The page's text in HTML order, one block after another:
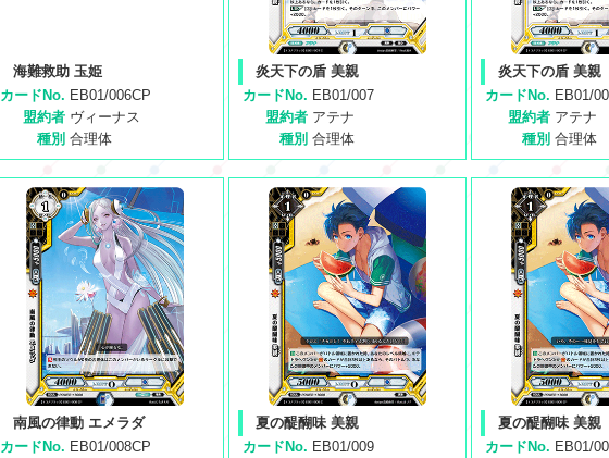
海難救助 玉姫
カードNo. EB01/006CP
盟約者 ヴィーナス
種別 合理体
炎天下の盾 美親
カードNo. EB01/007
盟約者 アテナ
種別 合理体
炎天下の盾 美親
カードNo. EB01/
盟約者 アテナ
種別 合理体
南風の律動 エメラダ
カードNo. EB01/008CP
夏の醍醐味 美親
カードNo. EB01/009
夏の醍醐味 美親
カードNo. EB01/